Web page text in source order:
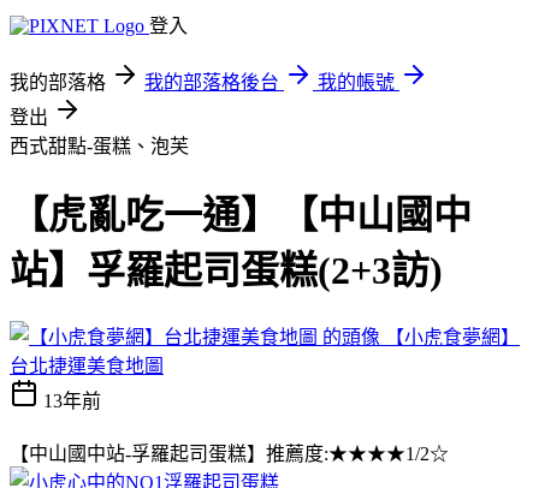
登入
我的部落格 我的部落格後台
我的帳號
登出
西式甜點-蛋糕、泡芙
【虎亂吃一通】【中山國中
站】孚羅起司蛋糕(2+3訪)
【小虎食夢網】
台北捷運美食地圖
13年前
【中山國中站-孚羅起司蛋糕】推薦度:★★★★1/2☆